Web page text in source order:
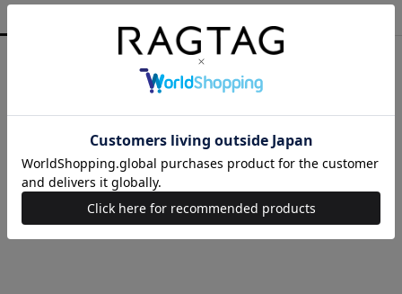
COMME des GARCONS YOHJI YAMAMOTO